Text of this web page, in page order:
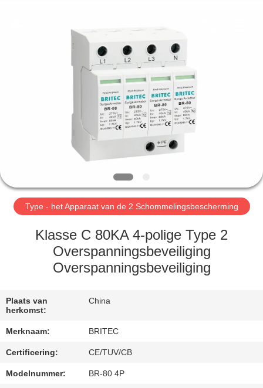
PRODUCTEN
FABRIEKSREIS
KWALITEITSCONTROLE
CONTACTEER
ALLE
GEVALLEN
Type - het Apparaat van de 2 Schommelingsbescherming
Klasse C 80KA 4-polige Type 2
Overspanningsbeveiliging
Overspanningsbeveiliging
Plaats van
herkomst:
China
Merknaam: BRITEC
Certificering: CE/TUV/CB
Modelnummer: BR-80 4P